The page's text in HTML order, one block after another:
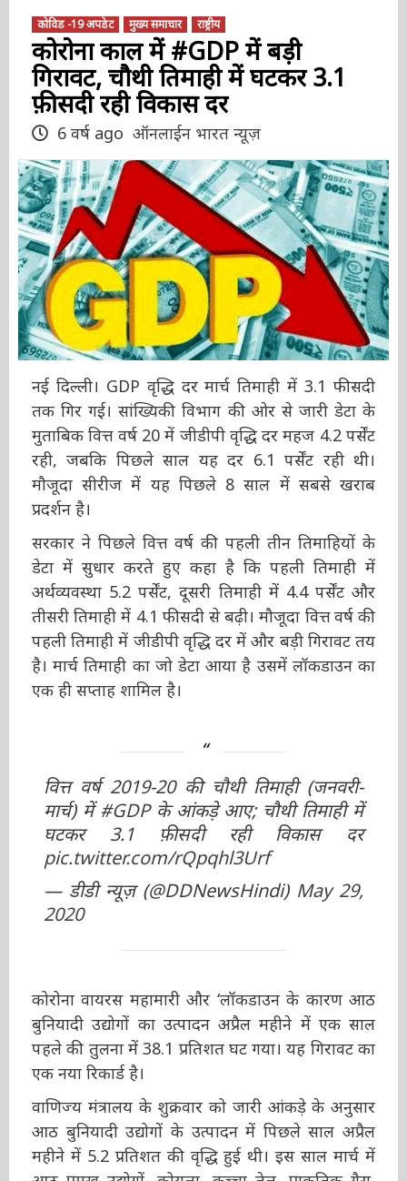
कोविड -19 अपडेट मुख्य समाचार राष्ट्रीय
कोरोना काल में #GDP में बड़ी
गिरावट, चौथी तिमाही में घटकर 3.1
फ़ीसदी रही विकास दर
6 वर्ष ago ऑनलाईन भारत न्यूज़
नई दिल्ली। GDP वृद्धि दर मार्च तिमाही में 3.1 फीसदी
तक गिर गई। सांख्यिकी विभाग की ओर से जारी डेटा के
मुताबिक वित्त वर्ष 20 में जीडीपी वृद्धि दर महज 4.2
पर्सेंट रही, जबकि पिछले साल यह दर 6.1 पर्सेंट रही
थी। मौजूदा सीरीज में यह पिछले 8 साल में सबसे खराब
प्रदर्शन है।
सरकार ने पिछले वित्त वर्ष की पहली तीन तिमाहियों के
डेटा में सुधार करते हुए कहा है कि पहली तिमाही में
अर्थव्यवस्था 5.2 पर्सेंट, दूसरी तिमाही में 4.4 पर्सेंट और
तीसरी तिमाही में 4.1 फीसदी से बढ़ी। मौजूदा वित्त वर्ष
की पहली तिमाही में जीडीपी वृद्धि दर में और बड़ी
गिरावट तय है। मार्च तिमाही का जो डेटा आया है उसमें
लॉकडाउन का एक ही सप्ताह शामिल है।
वित्त वर्ष 2019-20 की चौथी तिमाही (जनवरी-
मार्च) में #GDPके आंकड़े आए; चौथी तिमाही
में घटकर 3.1 फ़ीसदी रही विकास दर
pic.twitter.com/rQpqhl3Urf
— डीडी न्यूज़ (@DDNewsHindi)May
29, 2020
कोरोना वायरस महामारी और ‘लॉकडाउन के कारण आठ
बुनियादी उद्योगों का उत्पादन अप्रैल महीने में एक साल
पहले की तुलना में 38.1 प्रतिशत घट गया। यह गिरावट
का एक नया रिकार्ड है।
वाणिज्य मंत्रालय के शुक्रवार को जारी आंकड़े के
अनुसार आठ बुनियादी उद्योगों के उत्पादन में पिछले साल
अप्रैल महीने में 5.2 प्रतिशत की वृद्धि हुई थी। इस साल
मार्च में आठ प्रमुख उद्योगों…कोयला, कच्चा तेल,